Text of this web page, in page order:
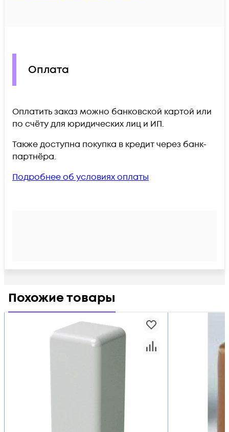
Оплата
Оплатить заказ можно банковской картой или
по счёту для юридических лиц и ИП.
Также доступна покупка в кредит через банк-
партнёра.
Подробнее об условиях оплаты
Похожие товары